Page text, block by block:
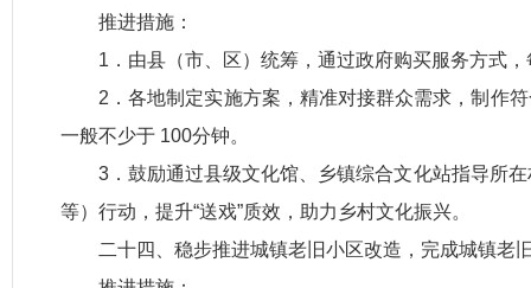
推进措施：
1．由县（市、区）统筹，通过政府购买服务方式
2．各地制定实施方案，精准对接群众需求，制作
一般不少于 100分钟。
3．鼓励通过县级文化馆、乡镇综合文化站指导所
等）行动，提升“送戏”质效，助力乡村文化振兴。
二十四、稳步推进城镇老旧小区改造，完成城镇老